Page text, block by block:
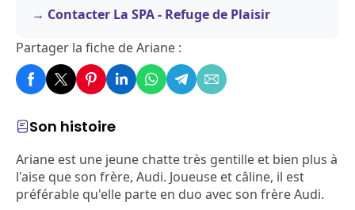
Son histoire
Ariane est une jeune chatte très gentille et bien plus à
l'aise que son frère, Audi. Joueuse et câline, il est
préférable qu'elle parte en duo avec son frère Audi.
Contacter La SPA - Refuge de Plaisir
Partager la fiche de Ariane :